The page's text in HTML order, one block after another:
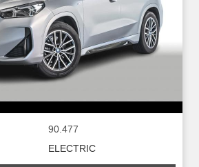
90.477
ELECTRIC